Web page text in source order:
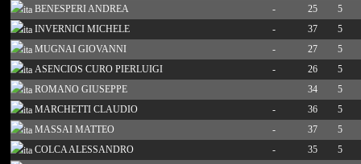
BENESPERI ANDREA
- 25
5
INVERNICI MICHELE
- 37
5
MUGNAI GIOVANNI
- 27
5
ASENCIOS CURO PIERLUIGI
- 26
5
ROMANO GIUSEPPE
34
5
MARCHETTI CLAUDIO
- 36
5
MASSAI MATTEO
- 37
5
COLCA ALESSANDRO
- 35 5